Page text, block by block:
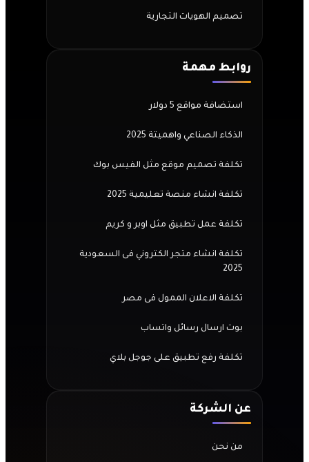
تصميم الهويات التجارية
روابط مهمة
استضافة مواقع 5 دولار
الذكاء الصناعي واهميتة 2025
تكلفة تصميم موقع مثل الفيس بوك
تكلفة انشاء منصة تعليمية 2025
تكلفة عمل تطبيق مثل اوبر و كريم
تكلفة انشاء متجر الكتروني فى السعودية
2025
تكلفة الاعلان الممول فى مصر
بوت ارسال رسائل واتساب
تكلفة رفع تطبيق على جوجل بلاي
عن الشركة
من نحن